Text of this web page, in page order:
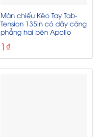
Màn chiếu Kéo Tay Tab-
Tension 135in có dây căng
phẳng hai bên Apollo
1₫